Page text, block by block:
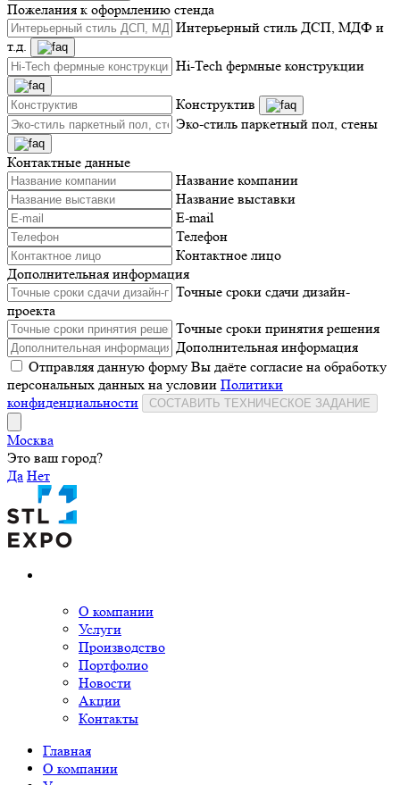
Пожелания к оформлению стенда
Интерьерный стиль ДСП, МДФ и
т.д.
Hi-Tech фермные конструкции
Конструктив
Эко-стиль паркетный пол, стены
Контактные данные
Название компании
Название выставки
E-mail
Телефон
Контактное лицо
Дополнительная информация
Точные сроки сдачи дизайн-
проекта
Точные сроки принятия решения
Дополнительная информация
Отправляя данную форму Вы даёте согласие на обработку
персональных данных на условии Политики
конфиденциальности
СОСТАВИТЬ ТЕХНИЧЕСКОЕ ЗАДАНИЕ
Москва
Это ваш город?
Да Нет
О компании
Услуги
Производство
Портфолио
Новости
Акции
Контакты
Главная
О компании